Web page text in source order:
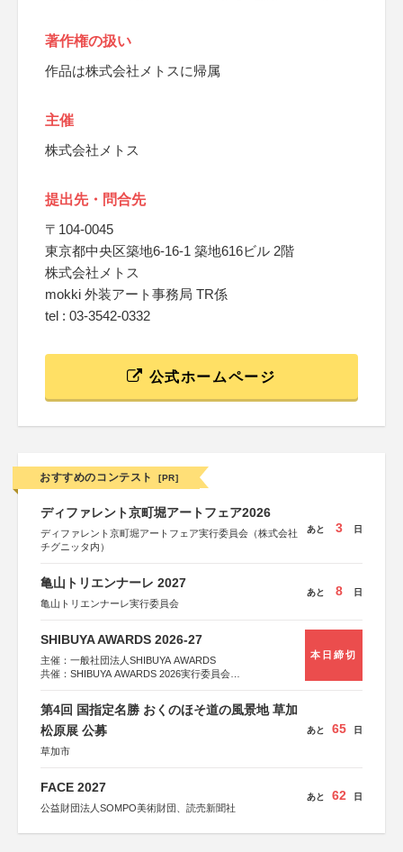
著作権の扱い
作品は株式会社メトスに帰属
主催
株式会社メトス
提出先・問合先
〒104-0045
東京都中央区築地6-16-1 築地616ビル 2階
株式会社メトス
mokki 外装アート事務局 TR係
tel : 03-3542-0332
公式ホームページ
おすすめのコンテスト [PR]
ディファレント京町堀アートフェア2026
ディファレント京町堀アートフェア実行委員会（株式会社
チグニッタ内）
あと 3 日
亀山トリエンナーレ 2027
亀山トリエンナーレ実行委員会
あと 8 日
SHIBUYA AWARDS 2026-27
主催：一般社団法人SHIBUYA AWARDS
共催：SHIBUYA AWARDS 2026実行委員会
本日締切
第4回 国指定名勝 おくのほそ道の風景地 草加
松原展 公募
草加市
あと 65 日
FACE 2027
公益財団法人SOMPO美術財団、読売新聞社
あと 62 日